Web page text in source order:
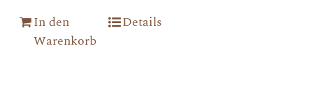
In den
Warenkorb
Details